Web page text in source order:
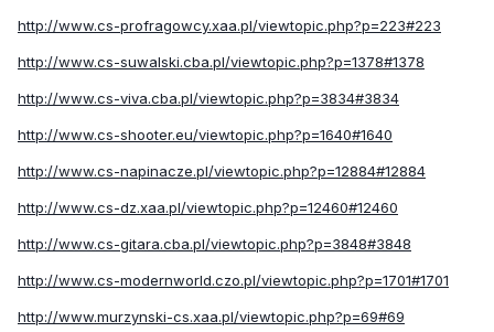
http://www.cs-profragowcy.xaa.pl/viewtopic.php?p=223#223
http://www.cs-suwalski.cba.pl/viewtopic.php?p=1378#1378
http://www.cs-viva.cba.pl/viewtopic.php?p=3834#3834
http://www.cs-shooter.eu/viewtopic.php?p=1640#1640
http://www.cs-napinacze.pl/viewtopic.php?p=12884#12884
http://www.cs-dz.xaa.pl/viewtopic.php?p=12460#12460
http://www.cs-gitara.cba.pl/viewtopic.php?p=3848#3848
http://www.cs-modernworld.czo.pl/viewtopic.php?p=1701#1701
http://www.murzynski-cs.xaa.pl/viewtopic.php?p=69#69